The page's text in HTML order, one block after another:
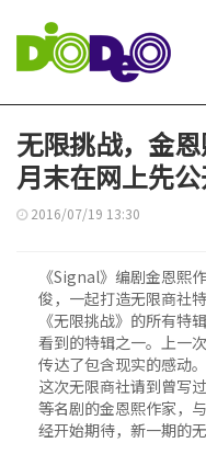
无限挑战，金
月末在网上先公
2016/07/19 13:30
《Signal》编剧金恩熙
俊，一起打造无限商社
《无限挑战》的所有特
看到的特辑之一。上一
传达了包含现实的感动。
这次无限商社请到曾写
等名剧的金恩熙作家，
经开始期待，新一期的